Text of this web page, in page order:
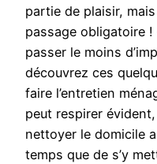
partie de plaisir,
passage obligatoire !
passer le moins
découvrez ces
faire l’entretien
peut respirer
nettoyer le domicile
temps que de s’y